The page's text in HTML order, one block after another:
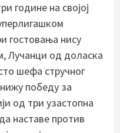
године на својој
гостовања нису
Лучанци од доласка
шефа стручног
победу за
од три узастопна
наставе против